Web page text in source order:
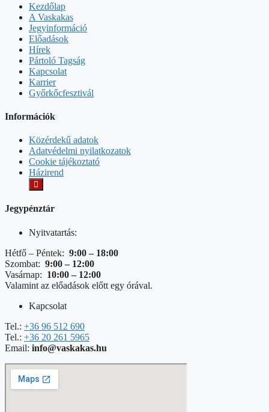
Kezdőlap
A Vaskakas
Jegyinformáció
Előadások
Hírek
Pártoló Tagság
Kapcsolat
Karrier
Győrkőcfesztivál
Információk
Közérdekű adatok
Adatvédelmi nyilatkozatok
Cookie tájékoztató
Házirend
Jegypénztár
Nyitvatartás:
Hétfő – Péntek: 9:00 – 18:00
Szombat: 9:00 – 12:00
Vasárnap: 10:00 – 12:00
Valamint az előadások előtt egy órával.
Kapcsolat
Tel.: +36 96 512 690
Tel.: +36 20 261 5965
Email: info@vaskakas.hu